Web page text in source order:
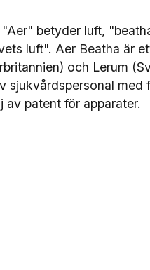
betyder luft,
luft". Aer Beatha är
och Lerum
sjukvårdspersonal med
patent för apparater.